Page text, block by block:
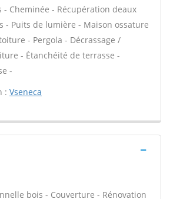
Cheminée - Récupération deaux
- Puits de lumière - Maison ossature
- Pergola - Décrassage /
- Étanchéité de terrasse -
-
: Vseneca
bois - Couverture - Rénovation